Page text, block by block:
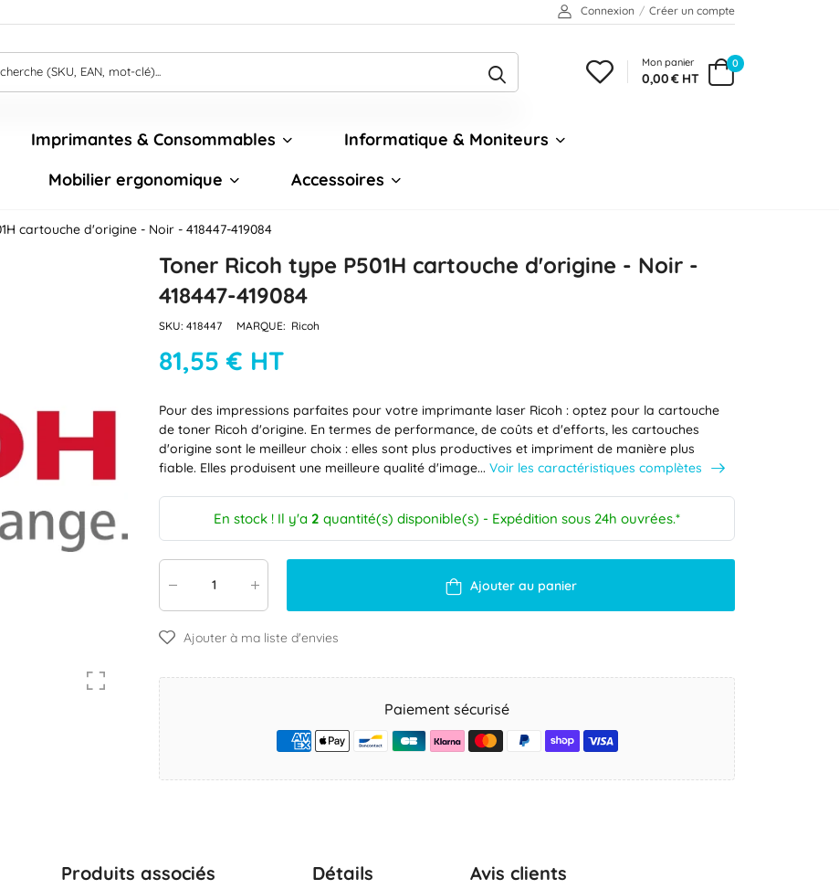
Connexion / Créer un compte
0
Mon panier
0,00 € HT
Imprimantes & Consommables
Informatique & Moniteurs
Mobilier ergonomique
Accessoires
cartouche d'origine - Noir - 418447-419084
Toner Ricoh type P501H cartouche d'origine - Noir -
418447-419084
SKU: 418447 MARQUE: Ricoh
81,55 € HT
Pour des impressions parfaites pour votre imprimante laser Ricoh : optez pour la cartouche
de toner Ricoh d'origine. En termes de performance, de coûts et d'efforts, les cartouches
d'origine sont le meilleur choix : elles sont plus productives et impriment de manière plus
fiable. Elles produisent une meilleure qualité d'image... Voir les caractéristiques complètes
En stock ! Il y'a 2 quantité(s) disponible(s) - Expédition sous 24h ouvrées.*
Ajouter au panier
Ajouter à ma liste d'envies
Paiement sécurisé
Produits associés Détails Avis clients